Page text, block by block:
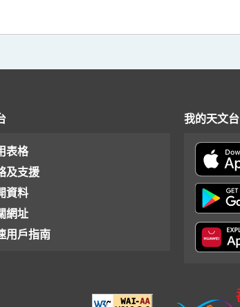
表格
及支援
資料
網址
用戶指南
我的天文台